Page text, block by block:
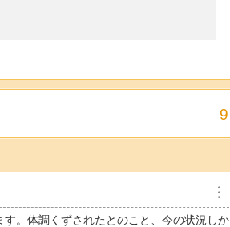
9
︙
。体調くずされたとのこと、今の状況しか